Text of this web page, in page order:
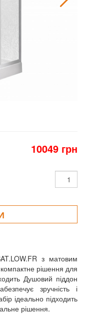
10049 грн
з матовим
рішення для
Душовий піддон
зручність і
ідеально підходить
рішення.